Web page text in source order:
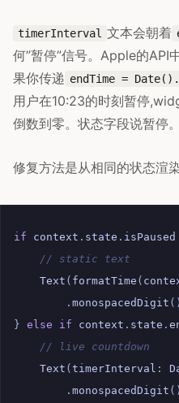
timerInterval 文本会朝着
何”暂停”信号。Apple的API
果你传递 endTime =
用户在10:23的时刻暂停
倒数到零。状态字段说暂停
修复方法是从相同的状态渲
if context . state . isPaused
// static text
Text ( formatTime (
. monospacedDigit ()
} else if context . state .
// live countdown
Text ( timerInterval :
. monospacedDigit ()